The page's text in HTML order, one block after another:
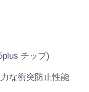
チップ)
な衝突防止性能